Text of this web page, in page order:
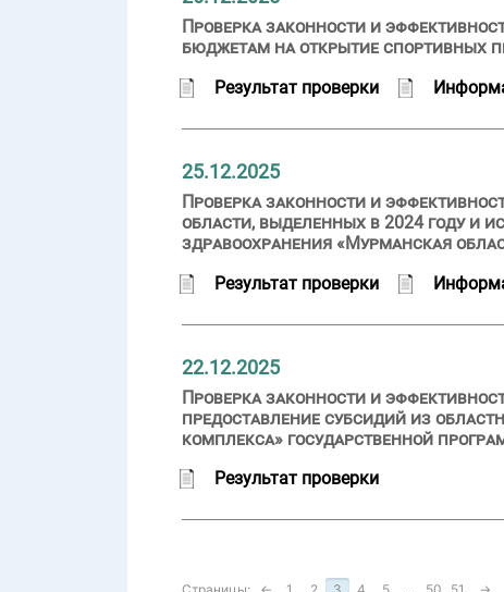
Проверка законности и
бюджетам на открытие спортивных
Результат проверки
25.12.2025
Проверка законности и
области, выделенных в 2024 году и
здравоохранения «Мурманская
Результат проверки
22.12.2025
Проверка законности и
предоставление субсидий из
комплекса» государственной
Результат проверки